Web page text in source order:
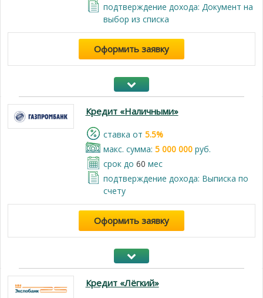
подтверждение дохода: Документ на
выбор из списка
Оформить заявку
Кредит «Наличными»
cтавка от 5.5%
макс. сумма: 5 000 000руб.
срок до 60 мес
подтверждение дохода: Выписка по
счету
Оформить заявку
Кредит «Лёгкий»